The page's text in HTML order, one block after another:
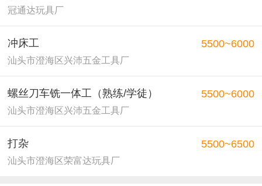
冠通达玩具厂
冲床工
汕头市澄海区兴沛五金工具厂
5500~6000
螺丝刀车铣一体工（熟练/学徒）
汕头市澄海区兴沛五金工具厂
5500~6000
打杂
汕头市澄海区荣富达玩具厂
5500~6500